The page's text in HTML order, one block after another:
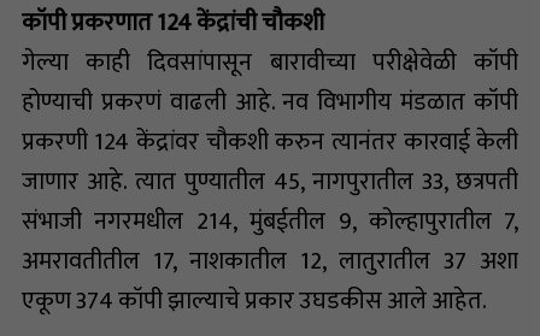
कॉपी प्रकरणात 124 केंद्रांची चौकशी
गेल्या काही दिवसांपासून बारावीच्या परीक्षेवेळी कॉपी
होण्याची प्रकरणं वाढली आहे. नव विभागीय मंडळात कॉपी
प्रकरणी 124 केंद्रांवर चौकशी करुन त्यानंतर कारवाई केली
जाणार आहे. त्यात पुण्यातील 45, नागपुरातील 33, छत्रपती
संभाजी नगरमधील 214, मुंबईतील 9, कोल्हापुरातील 7,
अमरावतीतील 17, नाशकातील 12, लातुरातील 37 अशा
एकूण 374 कॉपी झाल्याचे प्रकार उघडकीस आले आहेत.